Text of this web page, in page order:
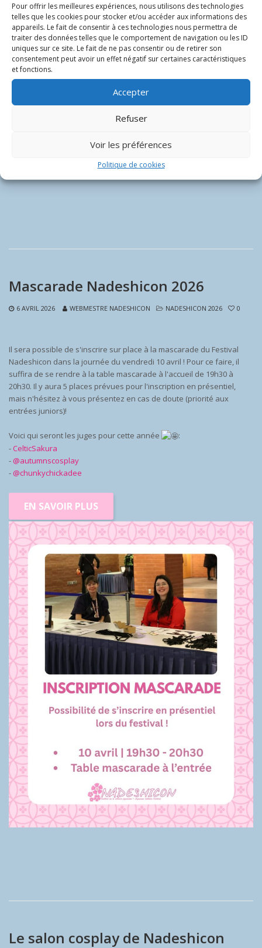
Pour offrir les meilleures expériences, nous utilisons des technologies
telles que les cookies pour stocker et/ou accéder aux informations des
appareils. Le fait de consentir à ces technologies nous permettra de
traiter des données telles que le comportement de navigation ou les ID
uniques sur ce site. Le fait de ne pas consentir ou de retirer son
consentement peut avoir un effet négatif sur certaines caractéristiques
et fonctions.
Accepter
Refuser
Voir les préférences
Politique de cookies
Mascarade Nadeshicon 2026
6 AVRIL 2026 WEBMESTRE NADESHICON NADESHICON 2026 0
Il sera possible de s'inscrire sur place à la mascarade du Festival
Nadeshicon dans la journée du vendredi 10 avril ! Pour ce faire, il
suffira de se rendre à la table mascarade à l'accueil de 19h30 à
20h30. Il y aura 5 places prévues pour l'inscription en présentiel,
mais n'hésitez à vous présentez en cas de doute (priorité aux
entrées juniors)!
Voici qui seront les juges pour cette année
:
- CelticSakura
- @autumnscosplay
- @chunkychickadee
EN SAVOIR PLUS
Le salon cosplay de Nadeshicon